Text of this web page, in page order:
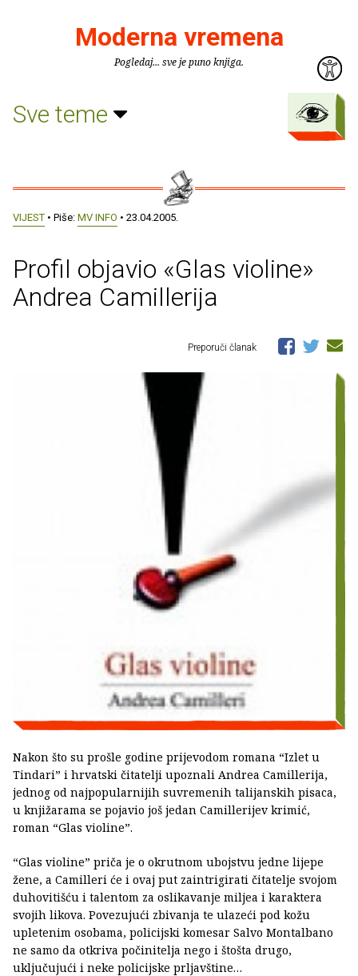
Moderna vremena
Pogledaj... sve je puno knjiga.
Sve teme
VIJEST • Piše: MV INFO • 23.04.2005.
Profil objavio «Glas violine»
Andrea Camillerija
Preporuči članak
Nakon što su prošle godine prijevodom romana “Izlet u
Tindari” i hrvatski čitatelji upoznali Andrea Camillerija,
jednog od najpopularnijih suvremenih talijanskih pisaca,
u knjižarama se pojavio još jedan Camillerijev krimić,
roman “Glas violine”.
“Glas violine” priča je o okrutnom ubojstvu jedne lijepe
žene, a Camilleri će i ovaj put zaintrigirati čitatelje svojom
duhovitišću i talentom za oslikavanje miljea i karaktera
svojih likova. Povezujući zbivanja te ulazeći pod kožu
upletenim osobama, policijski komesar Salvo Montalbano
ne samo da otkriva počinitelja nego i štošta drugo,
uključujući i neke policijske prljavštine…